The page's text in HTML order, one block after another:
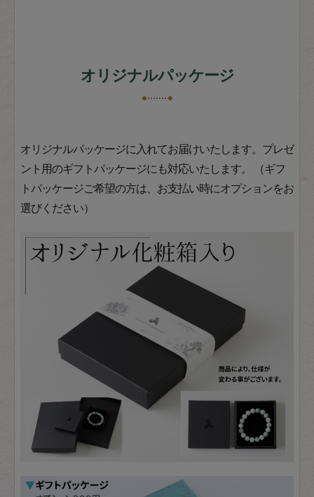
オリジナルパッケージ
オリジナルパッケージに入れてお届けいたします。プレゼ
ント用のギフトパッケージにも対応いたします。 （ギフ
トパッケージご希望の方は、お支払い時にオプションをお
選びください）